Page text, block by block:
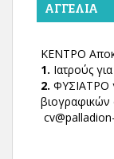
ΑΓΓΕΛΊΑ
ΚΕΝΤΡΟ
1. Ιατρούς
2. ΦΥΣΙΑΤΡΟ
βιογραφικών